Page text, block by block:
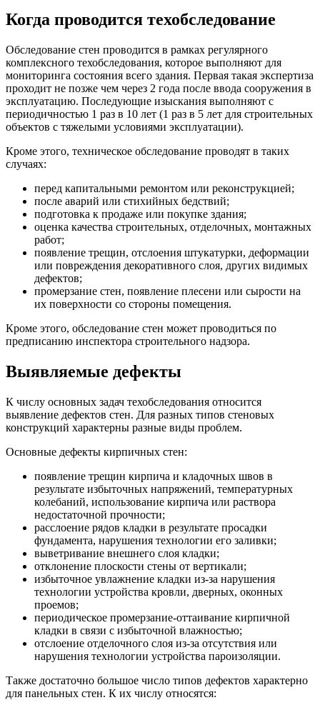
Когда проводится техобследование
Обследование стен проводится в рамках регулярного
комплексного техобследования, которое выполняют для
мониторинга состояния всего здания. Первая такая экспертиза
проходит не позже чем через 2 года после ввода сооружения в
эксплуатацию. Последующие изыскания выполняют с
периодичностью 1 раз в 10 лет (1 раз в 5 лет для строительных
объектов с тяжелыми условиями эксплуатации).
Кроме этого, техническое обследование проводят в таких
случаях:
перед капитальными ремонтом или реконструкцией;
после аварий или стихийных бедствий;
подготовка к продаже или покупке здания;
оценка качества строительных, отделочных, монтажных
работ;
появление трещин, отслоения штукатурки, деформации
или повреждения декоративного слоя, других видимых
дефектов;
промерзание стен, появление плесени или сырости на
их поверхности со стороны помещения.
Кроме этого, обследование стен может проводиться по
предписанию инспектора строительного надзора.
Выявляемые дефекты
К числу основных задач техобследования относится
выявление дефектов стен. Для разных типов стеновых
конструкций характерны разные виды проблем.
Основные дефекты кирпичных стен:
появление трещин кирпича и кладочных швов в
результате избыточных напряжений, температурных
колебаний, использование кирпича или раствора
недостаточной прочности;
расслоение рядов кладки в результате просадки
фундамента, нарушения технологии его заливки;
выветривание внешнего слоя кладки;
отклонение плоскости стены от вертикали;
избыточное увлажнение кладки из-за нарушения
технологии устройства кровли, дверных, оконных
проемов;
периодическое промерзание-оттаивание кирпичной
кладки в связи с избыточной влажностью;
отслоение отделочного слоя из-за отсутствия или
нарушения технологии устройства пароизоляции.
Также достаточно большое число типов дефектов характерно
для панельных стен. К их числу относятся: